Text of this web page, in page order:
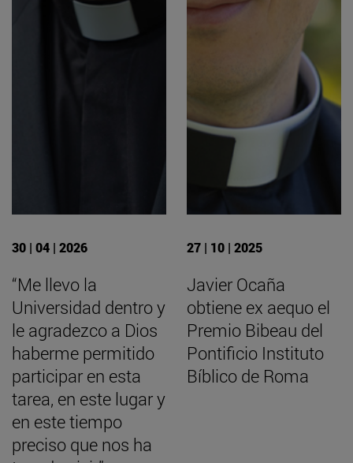
30 | 04 | 2026
“Me llevo la
Universidad dentro y
le agradezco a Dios
haberme permitido
participar en esta
tarea, en este lugar y
en este tiempo
preciso que nos ha
27 | 10 | 2025
Javier Ocaña
obtiene ex aequo el
Premio Bibeau del
Pontificio Instituto
Bíblico de Roma